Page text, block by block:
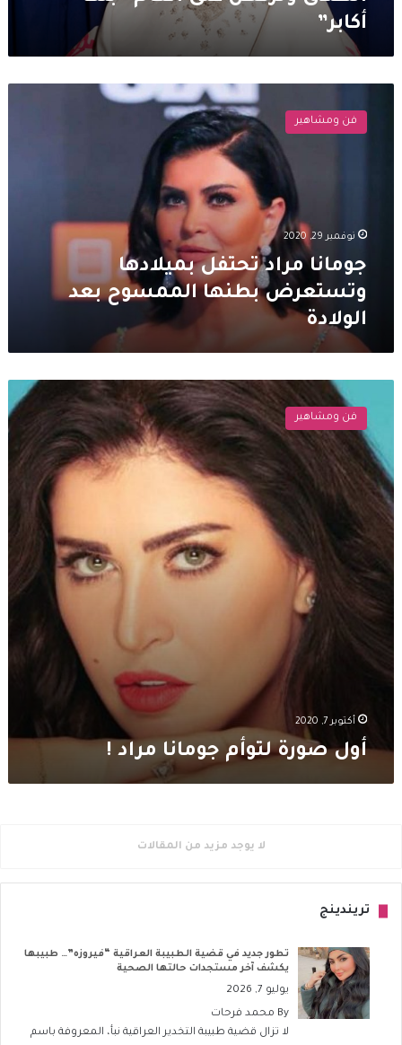
أكابر”
تحتفل
الولادة
فن ومشاهير
نوفمبر 29, 2020
جومانا مراد تحتفل بميلادها
وتستعرض بطنها الممسوح بعد
الولادة
جومانا
مراد
!
فن ومشاهير
أكتوبر 7, 2020
أول صورة لتوأم جومانا مراد !
لا يوجد مزيد من المقالات
تريندينج
تطور جديد في قضية الطبيبة العراقية “فيروزه”… طبيبها
يكشف آخر مستجدات حالتها الصحية
يوليو 7, 2026
By محمد فرحات
لا تزال قضية طبيبة التخدير العراقية نبأ، المعروفة باسم